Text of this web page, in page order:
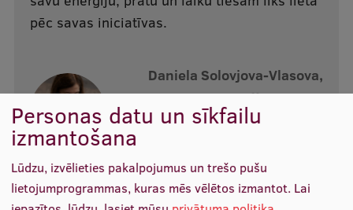
pēc savas iniciatīvas.
Daniela Solovjova-Vlasova,
Coffee Society
Personas datu un sīkfailu
izmantošana
Lūdzu, izvēlieties pakalpojumus un trešo pušu
lietojumprogrammas, kuras mēs vēlētos izmantot. Lai